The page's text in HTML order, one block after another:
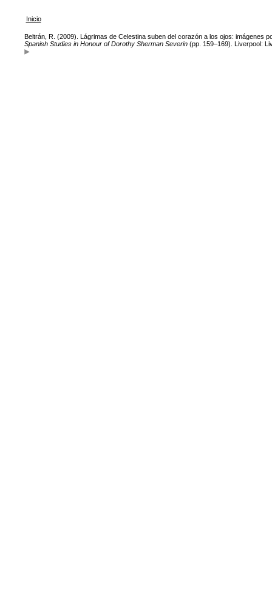
Inicio
Beltrán, R. (2009). Lágrimas de Celestina suben del corazón a los ojos: imágenes
Spanish Studies in Honour of Dorothy Sherman Severin(pp. 159–169). Liverpool: